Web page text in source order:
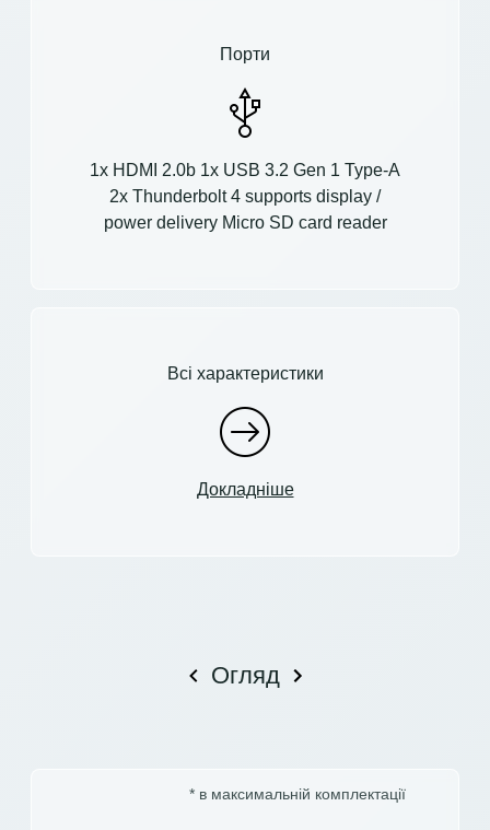
Порти
1x HDMI 2.0b 1x USB 3.2 Gen 1 Type-A
2x Thunderbolt 4 supports display /
power delivery Micro SD card reader
Всі характеристики
Докладніше
Огляд
* в максимальній комплектації